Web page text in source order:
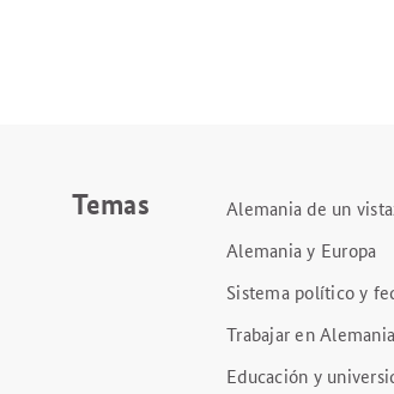
Temas
Alemania de un
Alemania y Europa
Sistema político y
Trabajar en Alemania
Educación y